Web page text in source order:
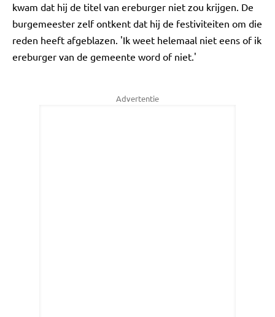
kwam dat hij de titel van ereburger niet zou krijgen. De
burgemeester zelf ontkent dat hij de festiviteiten om die
reden heeft afgeblazen. 'Ik weet helemaal niet eens of ik
ereburger van de gemeente word of niet.'
Advertentie